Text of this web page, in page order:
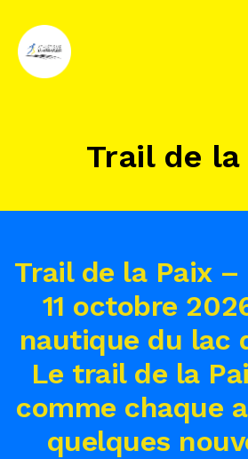
Trail de la
Trail de la Paix
11 octobre
nautique du lac
Le trail de la
comme chaque
quelques